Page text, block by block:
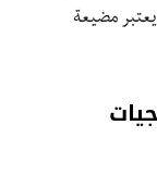
يعتبر مضيعة